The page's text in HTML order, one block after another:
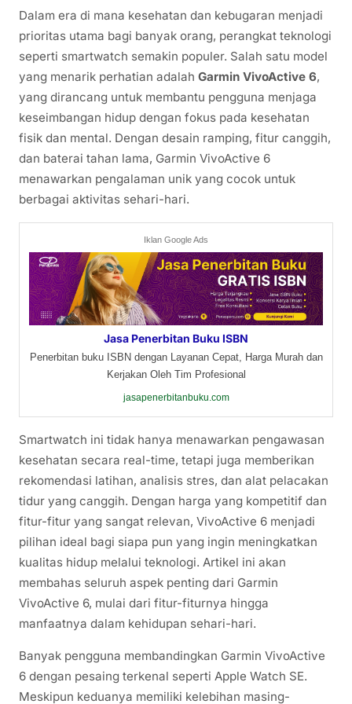
Dalam era di mana kesehatan dan kebugaran menjadi
prioritas utama bagi banyak orang, perangkat teknologi
seperti smartwatch semakin populer. Salah satu model
yang menarik perhatian adalah Garmin VivoActive 6,
yang dirancang untuk membantu pengguna menjaga
keseimbangan hidup dengan fokus pada kesehatan
fisik dan mental. Dengan desain ramping, fitur canggih,
dan baterai tahan lama, Garmin VivoActive 6
menawarkan pengalaman unik yang cocok untuk
berbagai aktivitas sehari-hari.
Iklan Google Ads
Jasa Penerbitan Buku ISBN
Penerbitan buku ISBN dengan Layanan Cepat, Harga Murah dan
Kerjakan Oleh Tim Profesional
jasapenerbitanbuku.com
Smartwatch ini tidak hanya menawarkan pengawasan
kesehatan secara real-time, tetapi juga memberikan
rekomendasi latihan, analisis stres, dan alat pelacakan
tidur yang canggih. Dengan harga yang kompetitif dan
fitur-fitur yang sangat relevan, VivoActive 6 menjadi
pilihan ideal bagi siapa pun yang ingin meningkatkan
kualitas hidup melalui teknologi. Artikel ini akan
membahas seluruh aspek penting dari Garmin
VivoActive 6, mulai dari fitur-fiturnya hingga
manfaatnya dalam kehidupan sehari-hari.
Banyak pengguna membandingkan Garmin VivoActive
6 dengan pesaing terkenal seperti Apple Watch SE.
Meskipun keduanya memiliki kelebihan masing-